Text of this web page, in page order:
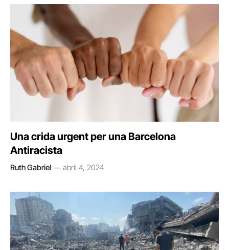
Una crida urgent per una Barcelona
Antiracista
Ruth Gabriel abril 4, 2024